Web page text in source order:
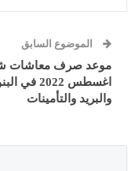
الموضوع السابق
موعد صرف معاشات
اغسطس 2022 في
والبريد والتأمينات